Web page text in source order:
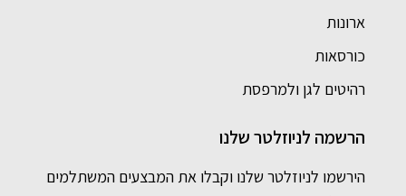
ארונות
כורסאות
רהיטים לגן ולמרפסת
הרשמה לניוזלטר שלנו
הירשמו לניוזלטר שלנו וקבלו את המבצעים המשתלמים